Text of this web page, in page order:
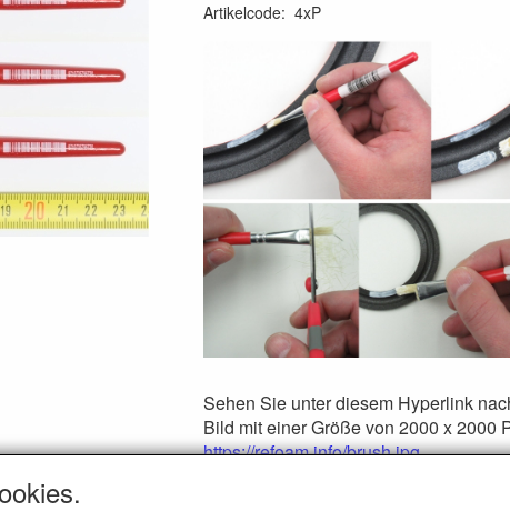
Artikelcode: 4xP
Sehen Sie unter diesem Hyperlink
Bild mit einer Größe von 2000 x 2000
https://refoam.info/brush.jpg.